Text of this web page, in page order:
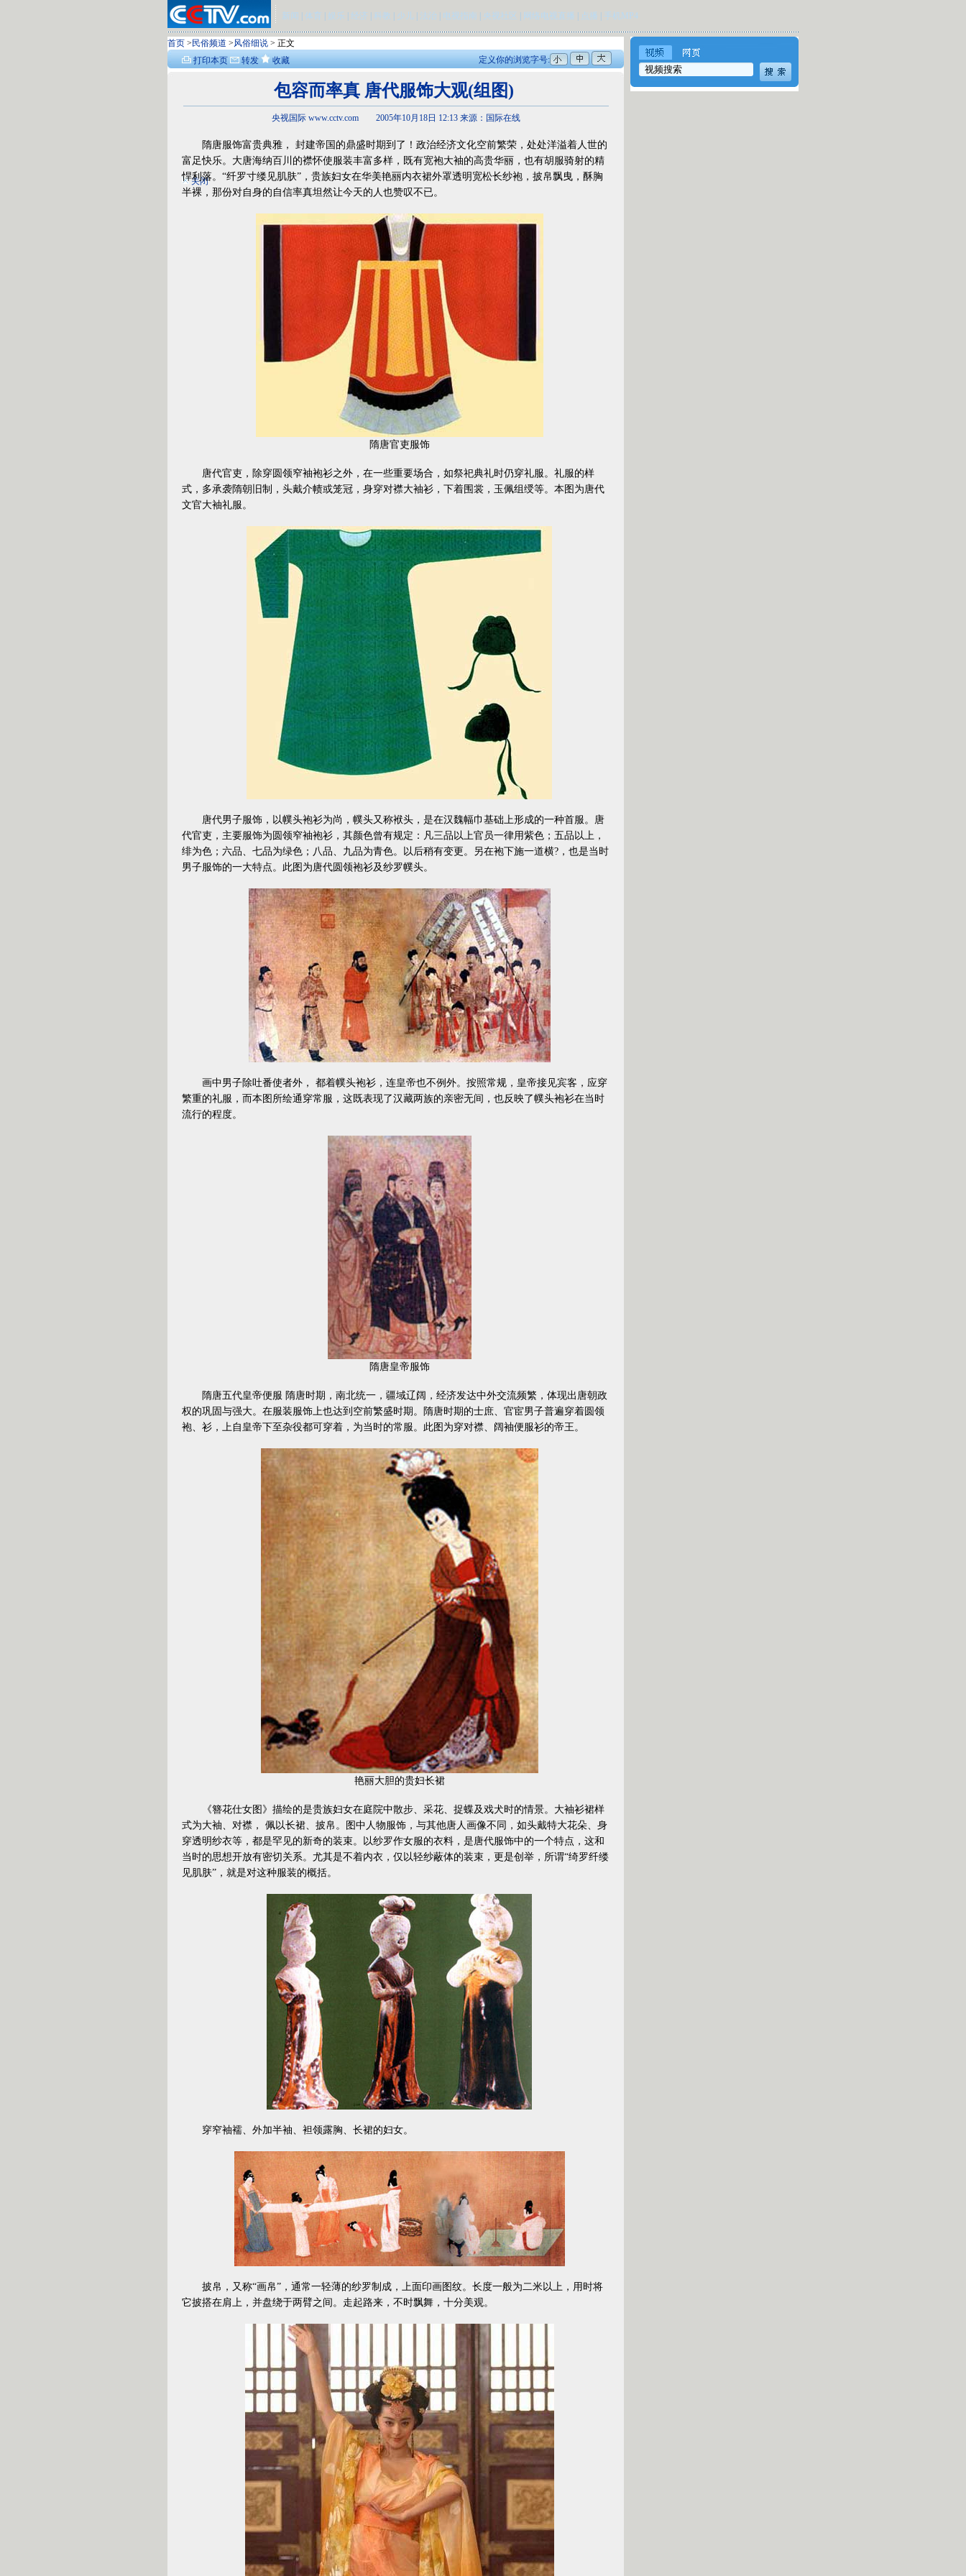
新闻 体育 娱乐 经济 科教 少儿 法治 电视指南 央视社区 网络电视直播 点播 手机MP4
首页 > 民俗频道 >风俗细说 > 正文
打印本页
转发 收藏
关闭
定义你的浏览字号:
包容而率真 唐代服饰大观(组图)
央视国际 www.cctv.com 2005年10月18日 12:13 来源：国际在线
隋唐服饰富贵典雅， 封建帝国的鼎盛时期到了！政治经济文化空前繁荣，处处洋溢着人世的
富足快乐。大唐海纳百川的襟怀使服装丰富多样，既有宽袍大袖的高贵华丽，也有胡服骑射的精
悍利落。“纤罗寸缕见肌肤”，贵族妇女在华美艳丽内衣裙外罩透明宽松长纱袍，披帛飘曳，酥胸
半裸，那份对自身的自信率真坦然让今天的人也赞叹不已。
隋唐官吏服饰
唐代官吏，除穿圆领窄袖袍衫之外，在一些重要场合，如祭祀典礼时仍穿礼服。礼服的样
式，多承袭隋朝旧制，头戴介帻或笼冠，身穿对襟大袖衫，下着围裳，玉佩组绶等。本图为唐代
文官大袖礼服。
唐代男子服饰，以幞头袍衫为尚，幞头又称袱头，是在汉魏幅巾基础上形成的一种首服。唐
代官吏，主要服饰为圆领窄袖袍衫，其颜色曾有规定：凡三品以上官员一律用紫色；五品以上，
绯为色；六品、七品为绿色；八品、九品为青色。以后稍有变更。另在袍下施一道横?，也是当时
男子服饰的一大特点。此图为唐代圆领袍衫及纱罗幞头。
画中男子除吐番使者外， 都着幞头袍衫，连皇帝也不例外。按照常规，皇帝接见宾客，应穿
繁重的礼服，而本图所绘通穿常服，这既表现了汉藏两族的亲密无间，也反映了幞头袍衫在当时
流行的程度。
隋唐皇帝服饰
隋唐五代皇帝便服 隋唐时期，南北统一，疆域辽阔，经济发达中外交流频繁，体现出唐朝政
权的巩固与强大。在服装服饰上也达到空前繁盛时期。隋唐时期的士庶、官宦男子普遍穿着圆领
袍、衫，上自皇帝下至杂役都可穿着，为当时的常服。此图为穿对襟、阔袖便服衫的帝王。
艳丽大胆的贵妇长裙
《簪花仕女图》描绘的是贵族妇女在庭院中散步、采花、捉蝶及戏犬时的情景。大袖衫裙样
式为大袖、对襟， 佩以长裙、披帛。图中人物服饰，与其他唐人画像不同，如头戴特大花朵、身
穿透明纱衣等，都是罕见的新奇的装束。以纱罗作女服的衣料，是唐代服饰中的一个特点，这和
当时的思想开放有密切关系。尤其是不着内衣，仅以轻纱蔽体的装束，更是创举，所谓“绮罗纤缕
见肌肤”，就是对这种服装的概括。
穿窄袖襦、外加半袖、袒领露胸、长裙的妇女。
披帛，又称“画帛”，通常一轻薄的纱罗制成，上面印画图纹。长度一般为二米以上，用时将
它披搭在肩上，并盘绕于两臂之间。走起路来，不时飘舞，十分美观。